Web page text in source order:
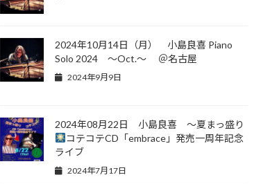
2024年10月14日（月） 小島良喜 Piano
Solo 2024 ～Oct.～ ＠名古屋
2024年9月9日
2024年08月22日 小島良喜 ～夏まっ盛り
コテコテCD「embrace」発売一周年記念
ライブ
2024年7月17日